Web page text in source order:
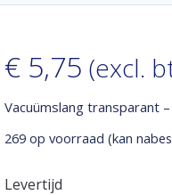
€5,75 (excl.
Vacuümslang transparant
269 op voorraad (kan
Levertijd